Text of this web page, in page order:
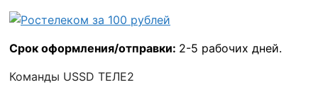
Срок оформления/отправки: 2-5 рабочих дней.
Команды USSD ТЕЛЕ2